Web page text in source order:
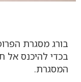
בורג מסגרת
בכדי להיכנס אל
המסגרת.